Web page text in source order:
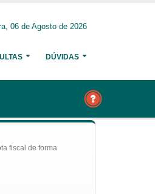
06 de Agosto de 2026
DÚVIDAS
fiscal de forma